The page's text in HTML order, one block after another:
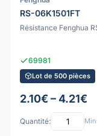
RS-06K1501FT
Résistance Fenghua
69981
Lot de 500 pièces
2.10€ – 4.21€
Quantité: